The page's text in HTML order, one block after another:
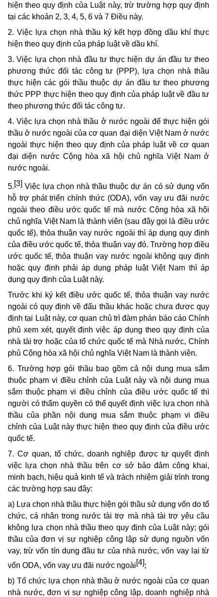
hiện theo quy định của Luật này, trừ trường hợp quy định
tại các khoản 2, 3, 4, 5, 6 và 7 Điều này.
2. Việc lựa chọn nhà thầu ký kết hợp đồng dầu khí thực
hiện theo quy định của pháp luật về dầu khí.
3. Việc lựa chọn nhà đầu tư thực hiện dự án đầu tư theo
phương thức đối tác công tư (PPP), lựa chọn nhà thầu
thực hiện các gói thầu thuộc dự án đầu tư theo phương
thức PPP thực hiện theo quy định của pháp luật về đầu tư
theo phương thức đối tác công tư.
4. Việc lựa chọn nhà thầu ở nước ngoài để thực hiện gói
thầu ở nước ngoài của cơ quan đại diện Việt Nam ở nước
ngoài thực hiện theo quy định của pháp luật về cơ quan
đại diện nước Cộng hòa xã hội chủ nghĩa Việt Nam ở
nước ngoài.
5.[3] Việc lựa chọn nhà thầu thuộc dự án có sử dụng vốn
hỗ trợ phát triển chính thức (ODA), vốn vay ưu đãi nước
ngoài theo điều ước quốc tế mà nước Cộng hòa xã hội
chủ nghĩa Việt Nam là thành viên (sau đây gọi là điều ước
quốc tế), thỏa thuận vay nước ngoài thì áp dụng quy định
của điều ước quốc tế, thỏa thuận vay đó. Trường hợp điều
ước quốc tế, thỏa thuận vay nước ngoài không quy định
hoặc quy định phải áp dụng pháp luật Việt Nam thì áp
dụng quy định của Luật này.
Trước khi ký kết điều ước quốc tế, thỏa thuận vay nước
ngoài có quy định về đấu thầu khác hoặc chưa được quy
định tại Luật này, cơ quan chủ trì đàm phán báo cáo Chính
phủ xem xét, quyết định việc áp dụng theo quy định của
nhà tài trợ hoặc của tổ chức quốc tế mà Nhà nước, Chính
phủ Cộng hòa xã hội chủ nghĩa Việt Nam là thành viên.
6. Trường hợp gói thầu bao gồm cả nội dung mua sắm
thuộc phạm vi điều chỉnh của Luật này và nội dung mua
sắm thuộc phạm vi điều chỉnh của điều ước quốc tế thì
người có thẩm quyền có thể quyết định việc lựa chọn nhà
thầu của phần nội dung mua sắm thuộc phạm vi điều
chỉnh của Luật này thực hiện theo quy định của điều ước
quốc tế.
7. Cơ quan, tổ chức, doanh nghiệp được tự quyết định
việc lựa chọn nhà thầu trên cơ sở bảo đảm công khai,
minh bạch, hiệu quả kinh tế và trách nhiệm giải trình trong
các trường hợp sau đây:
a) Lựa chọn nhà thầu thực hiện gói thầu sử dụng vốn do tổ
chức, cá nhân trong nước tài trợ mà nhà tài trợ yêu cầu
không lựa chọn nhà thầu theo quy định của Luật này; gói
thầu của đơn vị sự nghiệp công lập sử dụng nguồn vốn
vay, trừ vốn tín dụng đầu tư của nhà nước, vốn vay lại từ
vốn ODA, vốn vay ưu đãi nước ngoài[4];
b) Tổ chức lựa chọn nhà thầu ở nước ngoài của cơ quan
nhà nước, đơn vị sự nghiệp công lập, doanh nghiệp nhà